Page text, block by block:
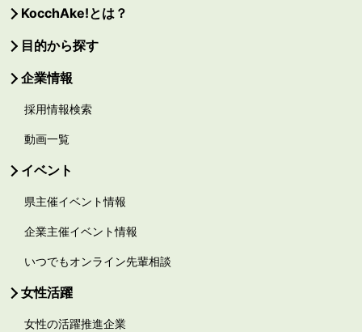
KocchAke!とは？
目的から探す
企業情報
採用情報検索
動画一覧
イベント
県主催イベント情報
企業主催イベント情報
いつでもオンライン先輩相談
女性活躍
女性の活躍推進企業